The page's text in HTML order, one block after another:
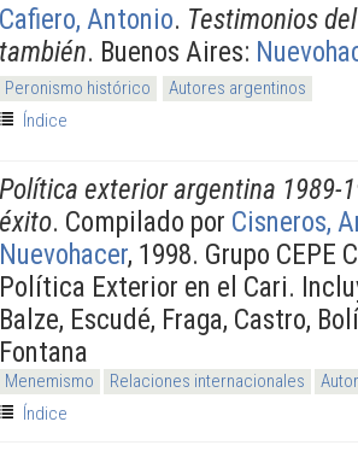
Cafiero, Antonio. Testimonios
también. Buenos Aires:
Peronismo histórico
Autores argentinos
Índice
Política exterior argentina 1989-
éxito. Compilado por Cisneros,
Nuevohacer, 1998. Grupo CEPE
Política Exterior en el Cari.
Balze, Escudé, Fraga, Castro,
Fontana
Menemismo Relaciones internacionales
Índice